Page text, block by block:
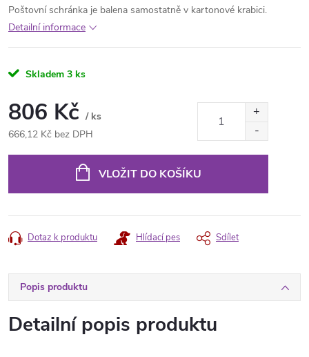
Poštovní schránka je balena samostatně v kartonové krabici.
Detailní informace
Skladem 3 ks
806 Kč / ks
666,12 Kč bez DPH
VLOŽIT DO KOŠÍKU
Dotaz k produktu Hlídací pes Sdílet
Popis produktu
Detailní popis produktu